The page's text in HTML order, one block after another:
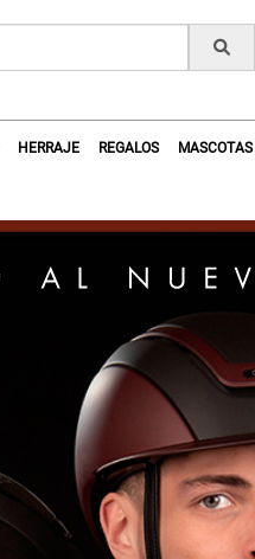
HERRAJE REGALOS MASCOTAS